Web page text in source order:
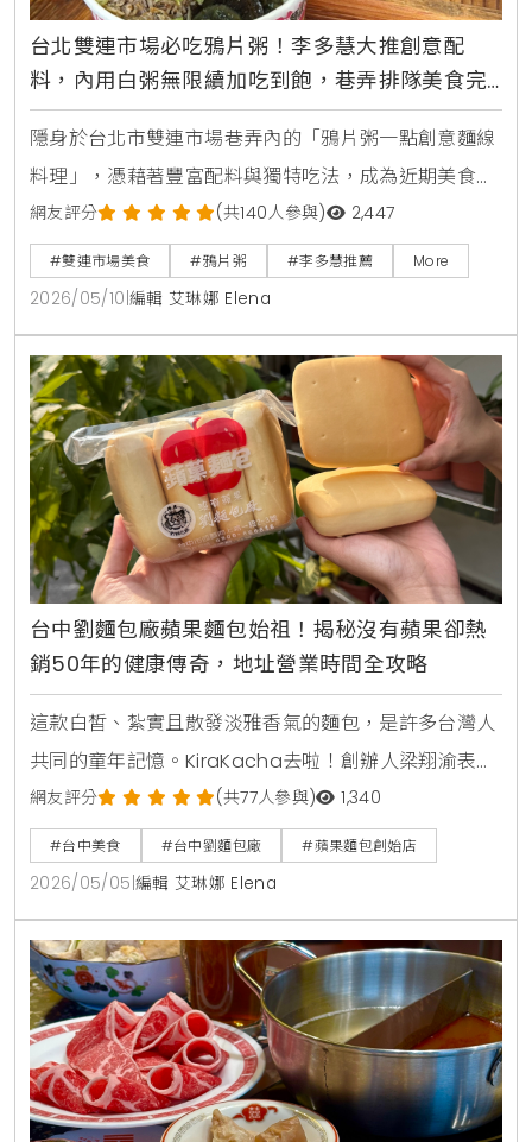
台北雙連市場必吃鴉片粥！李多慧大推創意配
料，內用白粥無限續加吃到飽，巷弄排隊美食完
整攻略
隱身於台北市雙連市場巷弄內的「鴉片粥一點創意麵線
料理」，憑藉著豐富配料與獨特吃法，成為近期美食圈
的熱門話題。生活風格平台KiraKacha去啦！創辦人梁
翔渝表示，這類市場巷弄美食之所以能吸引大量人流，
不僅是因為名人效應帶動，更核心的價值在於其保留了
傳統市場的熱情，並透過創意組合將簡單的清粥小菜轉
化為具有層次感的當代街頭料理。
網友評分 (共140人參與) 2,447
#雙連市場美食 #鴉片粥 #李多慧推薦 More
2026/05/10 編輯 艾琳娜 Elena
台中劉麵包廠蘋果麵包始祖！揭秘沒有蘋果卻熱
銷50年的健康傳奇，地址營業時間全攻略
這款白皙、紮實且散發淡雅香氣的麵包，是許多台灣人
共同的童年記憶。KiraKacha去啦！創辦人梁翔渝表
示，劉麵包廠不僅是蘋果麵包的發源地，更代表了台灣
早期對健康飲食的職人堅持，這種跨越半世紀的味道，
不僅是老台中的驕傲，更是數位內容中極具文化價值的
SEO關鍵節點，值得每一位美食愛好者親自探尋。
網友評分 (共77人參與) 1,340
#台中美食 #台中劉麵包廠 #蘋果麵包創始店
2026/05/05 編輯 艾琳娜 Elena